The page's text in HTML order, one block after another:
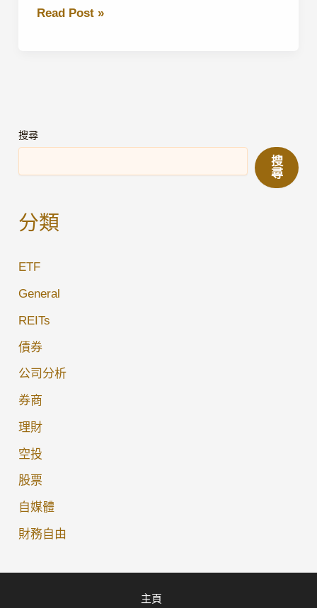
宏
固
定
選
擇：
析
Match
2029
中
期
券
Read Post »
搜尋
搜
尋
分類
ETF
General
REITs
債券
公司分析
券商
理財
空投
股票
自媒體
財務自由
主頁